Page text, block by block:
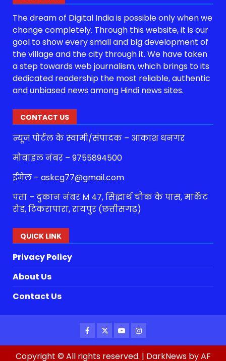
The dream of Digital India is possible only when we
change completely. Through this website, it is our
goal to show every small and big development of
the village and the city through it. We have taken
a step towards web journalism, which brings to its
dedicated readership the most reliable, authentic
and unbiased news among Hindi news sites.
CONTACT US
न्यूज पोर्टल के स्वामी/संपादक – आकाश धनगर
मोबाइल नंबर – 9755894500
ईमेल – askcg77@gmail.com
पता – दुकान नंबर M 47, सिद्धार्थ चौक के पास, मार्केट
रोड, टिकरापारा, रायपुर (छत्तीसगढ़)
QUICK LINK
Privacy Policy
About Us
Contact Us
Facebook
TwitterYoutubeInstagram
Copyright © All rights reserved. | DarkNewsby AF